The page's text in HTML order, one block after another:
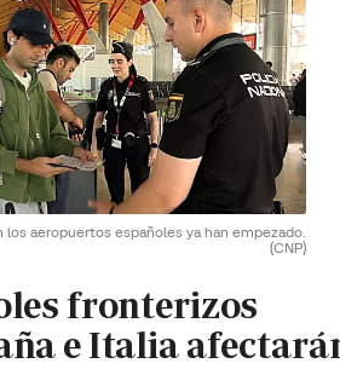
los aeropuertos españoles ya han empezado.
(CNP)
fronterizos
e Italia